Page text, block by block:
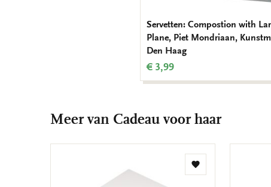
Servetten: Compostion with
Plane, Piet Mondriaan,
Den Haag
€ 3,99
Meer van Cadeau voor haar
Toevoegen